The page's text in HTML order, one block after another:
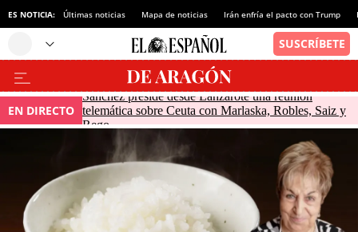
ES NOTICIA: Últimas noticias Mapa de noticias Irán enfría el pacto con Trump
EN DIRECTO
Sánchez preside desde Lanzarote una reunión
telemática sobre Ceuta con Marlaska, Robles, Saiz y
Rego